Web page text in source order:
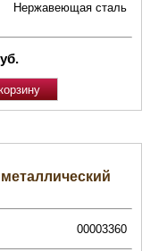
Нержавеющая сталь
00003360